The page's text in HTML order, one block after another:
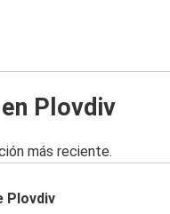
Plovdiv
más reciente.
Plovdiv